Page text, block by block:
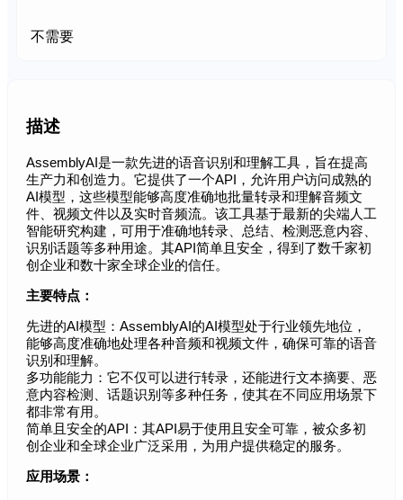
不需要
描述
AssemblyAI是一款先进的语音识别和理解工具，旨在提高
生产力和创造力。它提供了一个API，允许用户访问成熟的
AI模型，这些模型能够高度准确地批量转录和理解音频文
件、视频文件以及实时音频流。该工具基于最新的尖端人工
智能研究构建，可用于准确地转录、总结、检测恶意内容、
识别话题等多种用途。其API简单且安全，得到了数千家初
创企业和数十家全球企业的信任。
主要特点：
先进的AI模型：AssemblyAI的AI模型处于行业领先地位，
能够高度准确地处理各种音频和视频文件，确保可靠的语音
识别和理解。
多功能能力：它不仅可以进行转录，还能进行文本摘要、恶
意内容检测、话题识别等多种任务，使其在不同应用场景下
都非常有用。
简单且安全的API：其API易于使用且安全可靠，被众多初
创企业和全球企业广泛采用，为用户提供稳定的服务。
应用场景：